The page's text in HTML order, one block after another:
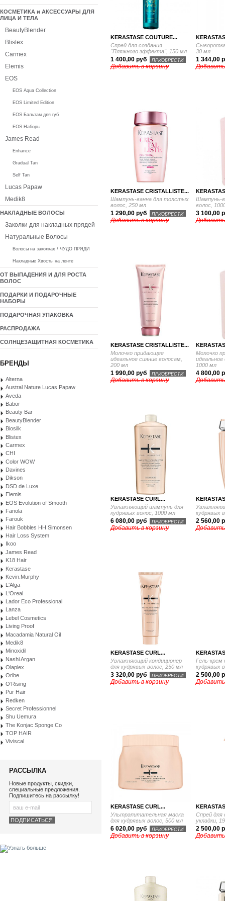
KERASTASE COUTURE...
Спрей для создания
"Пляжного эффекта", 150 мл
1 400,00 руб ПРИОБРЕСТИ
Добавить в корзину
30 мл
1 344,00
Добавить
KERASTASE CRISTALLISTE...
Шампунь-ванна для толстых
волос, 250 мл
1 290,00 руб ПРИОБРЕСТИ
Добавить в корзину
Шампунь-
волос,
3 100,00
Добавить
KERASTASE CRISTALLISTE...
Молочко придающее
идеальное сияние волосам,
200 мл
1 990,00 руб ПРИОБРЕСТИ
Добавить в корзину
Молочко
идеальное
1000 мл
4 800,00
Добавить
KERASTASE CURL...
Увлажняющий шампунь для
кудрявых волос, 1000 мл
6 080,00 руб ПРИОБРЕСТИ
Добавить в корзину
кудрявых
2 560,00
Добавить
KERASTASE CURL...
Увлажняющий кондиционер
для кудрявых волос, 250 мл
3 320,00 руб ПРИОБРЕСТИ
Добавить в корзину
Гель-крем
кудрявых
2 500,00
Добавить
KERASTASE CURL...
Ультрапитательная маска
для кудрявых волос, 500 мл
6 020,00 руб ПРИОБРЕСТИ
Добавить в корзину
Спрей для
укладки,
2 500,00
Добавить
КОСМЕТИКА и АКСЕССУАРЫ ДЛЯ
ЛИЦА И ТЕЛА
BeautyBlender
Blistex
Carmex
Elemis
EOS
EOS Aqua Collection
EOS Limited Edition
EOS Бальзам для губ
EOS Наборы
James Read
Enhance
Gradual Tan
Self Tan
Lucas Papaw
Medik8
НАКЛАДНЫЕ ВОЛОСЫ
Заколки для накладных прядей
Натуральные Волосы
Волосы на заколках / ЧУДО ПРЯДИ
Накладные Хвосты на ленте
ОТ ВЫПАДЕНИЯ И ДЛЯ РОСТА
ВОЛОС
ПОДАРКИ И ПОДАРОЧНЫЕ
НАБОРЫ
ПОДАРОЧНАЯ УПАКОВКА
РАСПРОДАЖА
СОЛНЦЕЗАЩИТНАЯ КОСМЕТИКА
БРЕНДЫ
Alterna
Austral Nature Lucas Papaw
Aveda
Babor
Beauty Bar
BeautyBlender
Biosilk
Blistex
Carmex
CHI
Color WOW
Davines
Dikson
DSD de Luxe
Elemis
EOS Evolution of Smooth
Fanola
Farouk
Hair Bobbles HH Simonsen
Hair Loss System
Ikoo
James Read
K18 Hair
Kerastase
Kevin.Murphy
L'Alga
L'Oreal
Lador Eco Professional
Lanza
Lebel Cosmetics
Living Proof
Macadamia Natural Oil
Medik8
Minoxidil
Nashi Argan
Olaplex
Oribe
O’Rising
Pur Hair
Redken
Secret Professionnel
Shu Uemura
The Konjac Sponge Co
TOP HAIR
Viviscal
РАССЫЛКА
Новые продукты, скидки,
специальные предложения.
Подпишитесь на рассылку!